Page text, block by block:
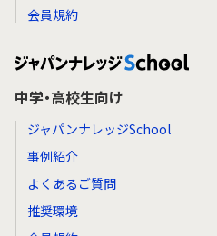
会員規約
中学・高校生向け
ジャパンナレッジSchool
事例紹介
よくあるご質問
推奨環境